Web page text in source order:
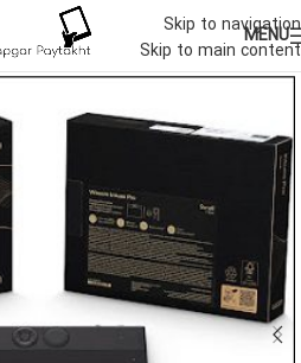
Skip to navigation
Skip to main content
MENU